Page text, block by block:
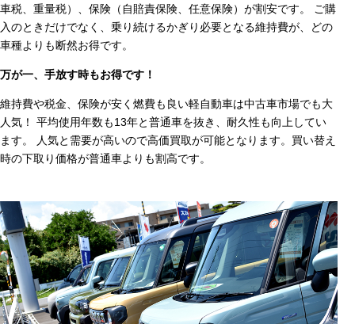
車税、重量税）、保険（自賠責保険、任意保険）が割安です。 ご購
入のときだけでなく、乗り続けるかぎり必要となる維持費が、どの
車種よりも断然お得です。
万が一、手放す時もお得です！
維持費や税金、保険が安く燃費も良い軽自動車は中古車市場でも大
人気！ 平均使用年数も13年と普通車を抜き、耐久性も向上してい
ます。 人気と需要が高いので高価買取が可能となります。買い替え
時の下取り価格が普通車よりも割高です。